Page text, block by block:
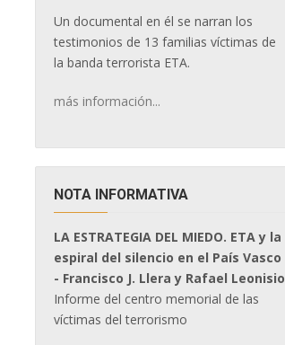
Un documental en él se narran los
testimonios de 13 familias víctimas de
la banda terrorista ETA.
más información...
NOTA INFORMATIVA
LA ESTRATEGIA DEL MIEDO. ETA y la
espiral del silencio en el País Vasco
- Francisco J. Llera y Rafael Leonisio
Informe del centro memorial de las
víctimas del terrorismo